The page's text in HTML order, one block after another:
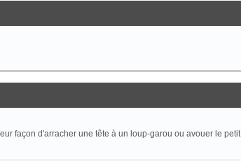
façon d'arracher une tête à un loup-garou ou avouer le petit